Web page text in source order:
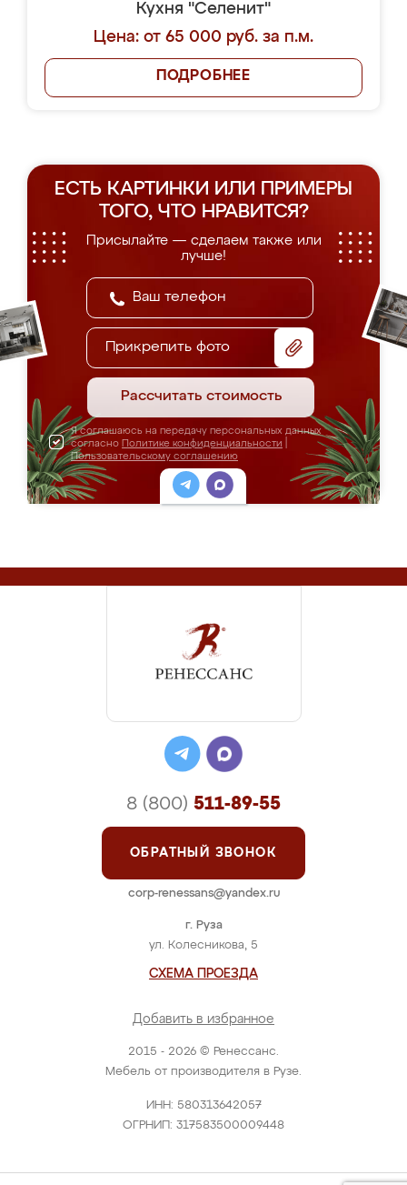
Кухня "Селенит"
Цена: от 65 000 руб. за п.м.
ПОДРОБНЕЕ
ЕСТЬ КАРТИНКИ ИЛИ ПРИМЕРЫ
ТОГО, ЧТО НРАВИТСЯ?
Присылайте — сделаем также или
лучше!
Прикрепить фото
Рассчитать стоимость
Я соглашаюсь на передачу персональных данных
согласно Политике конфиденциальности
Пользовательскому соглашению
2015 - 2026 © Ренессанс.
Мебель от производителя в Рузе.
ИНН: 580313642057
ОГРНИП: 317583500009448
г. Руза
ул. Колесникова, 5
СХЕМА ПРОЕЗДА
Добавить в избранное
8 (800) 511-89-55
ОБРАТНЫЙ ЗВОНОК
corp-renessans@yandex.ru